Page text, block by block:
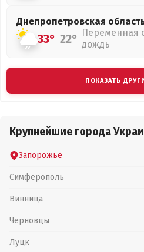
Днепропетровская
33° 22° Переменная
дождь
ПОКАЗАТЬ
Крупнейшие города
Запорожье
Симферополь
Винница
Черновцы
Луцк